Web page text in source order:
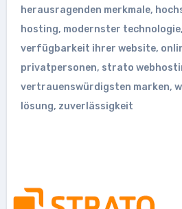
herausragenden merkmale,
hosting, modernster technologie,
verfügbarkeit ihrer website,
privatpersonen, strato
vertrauenswürdigsten marken,
lösung, zuverlässigkeit